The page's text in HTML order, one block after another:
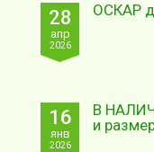
28
апр
2026
ОСКАР
16
янв
2026
В
и